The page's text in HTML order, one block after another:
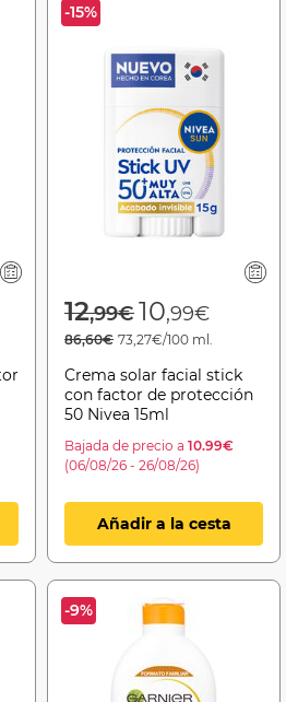
from
-15%
Price reduced
12,99€to
10,99€
86,60€ 73,27€/100 ml.
Crema solar facial stick
con factor de protección
50 Nivea 15ml
Bajada de precio a 10.99€
(06/08/26 - 26/08/26)
Añadir a la cesta
-9%